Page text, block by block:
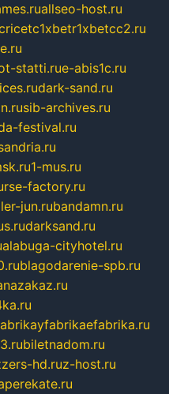
allseo-host.ru
statti.rue-abis1c.ru
dark-sand.ru
sib-archives.ru
festival.ru
1-mus.ru
factory.ru
jun.rubandamn.ru
darksand.ru
alabuga-cityhotel.ru
blagodarenie-spb.ru
biletnadom.ru
hd.ruz-host.ru